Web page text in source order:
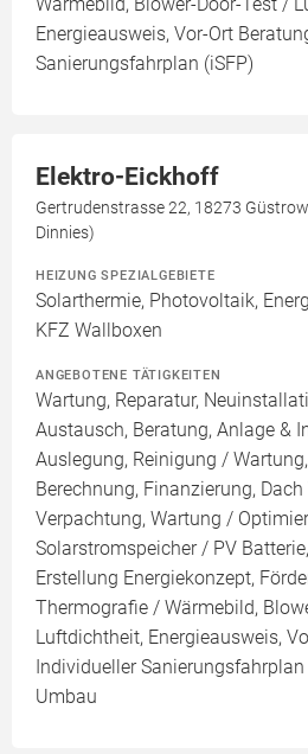
Energieausweis, Vor-Ort
Sanierungsfahrplan (iSFP)
Elektro-Eickhoff
Gertrudenstrasse 22, 18273
Dinnies)
HEIZUNG SPEZIALGEBIETE
Solarthermie, Photovoltaik,
KFZ Wallboxen
ANGEBOTENE TÄTIGKEITEN
Wartung, Reparatur,
Austausch, Beratung, Anlage &
Auslegung, Reinigung /
Berechnung, Finanzierung,
Verpachtung, Wartung /
Solarstromspeicher / PV
Erstellung Energiekonzept,
Thermografie / Wärmebild,
Luftdichtheit, Energieausweis,
Individueller
Umbau